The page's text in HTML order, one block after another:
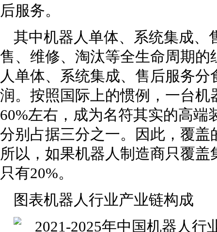
后服务。
其中机器人单体、系统集成、
售、维修、淘汰等全生命周期
人单体、系统集成、售后服务
润。按照国际上的惯例，一台
60%左右，成为名符其实的高
分别占据三分之一。因此，覆
所以，如果机器人制造商只覆
只有20%。
图表机器人行业产业链构成